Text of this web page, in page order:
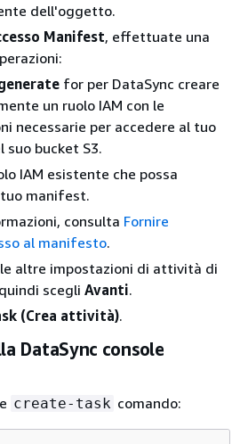
dell'oggetto.
Manifest, effettuate una
for per DataSync creare
un ruolo IAM con le
necessarie per accedere al tuo
bucket S3.
IAM esistente che possa
manifest.
consulta Fornire
al manifesto.
altre impostazioni di attività di
scegli Avanti.
(Crea attività).
DataSync console
create-task comando: